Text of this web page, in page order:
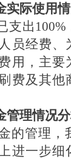
实际使用情
支出
员经费、
用， 主要
费及其他
管理情况分
的管理，
进一步细